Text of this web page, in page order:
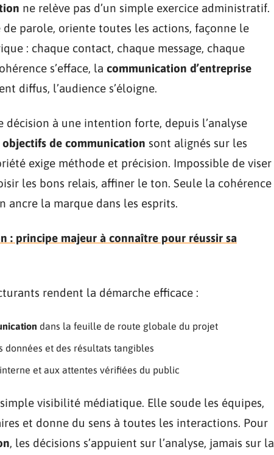
ne relève pas d’un simple exercice administratif.
parole, oriente toutes les actions, façonne le
: chaque contact, chaque message, chaque
s’efface, la communication d’entreprise
diffus, l’audience s’éloigne.
à une intention forte, depuis l’analyse
objectifs de communication sont alignés sur les
exige méthode et précision. Impossible de viser
les bons relais, affiner le ton. Seule la cohérence
la marque dans les esprits.
: principe majeur à connaître pour réussir sa
rendent la démarche efficace :
dans la feuille de route globale du projet
données et des résultats tangibles
et aux attentes vérifiées du public
visibilité médiatique. Elle soude les équipes,
et donne du sens à toutes les interactions. Pour
, les décisions s’appuient sur l’analyse, jamais sur la